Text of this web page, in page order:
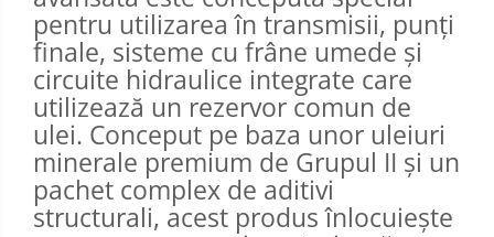
pentru utilizarea în transmisii, punți
finale, sisteme cu frâne umede și
circuite hidraulice integrate care
utilizează un rezervor comun de
ulei. Conceput pe baza unor uleiuri
minerale premium de Grupul II și un
pachet complex de aditivi
structurali, acest produs înlocuiește